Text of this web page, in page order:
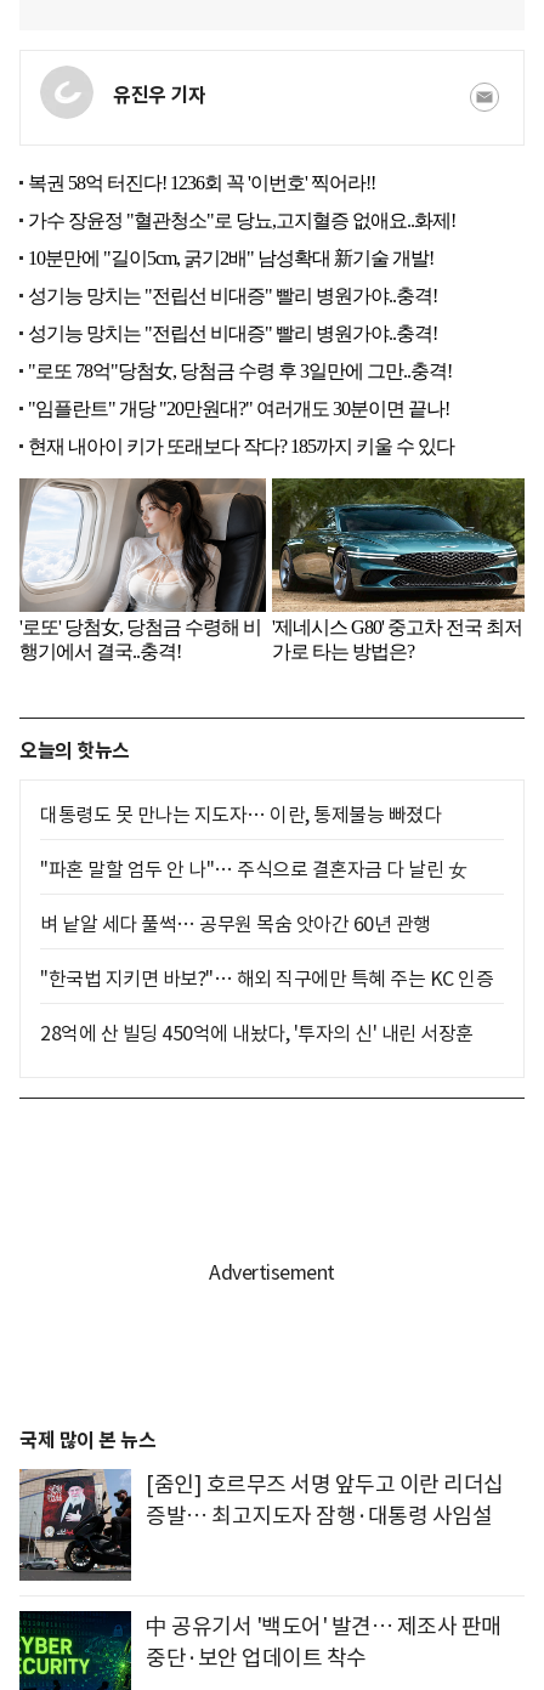
유진우 기자
오늘의 핫뉴스
대통령도 못 만나는 지도자… 이란, 통제불능 빠졌다
"파혼 말할 엄두 안 나"… 주식으로 결혼자금 다 날린 女
벼 낱알 세다 풀썩… 공무원 목숨 앗아간 60년 관행
"한국법 지키면 바보?"… 해외 직구에만 특혜 주는 KC 인증
28억에 산 빌딩 450억에 내놨다, '투자의 신' 내린 서장훈
국제 많이 본 뉴스
[줌인] 호르무즈 서명 앞두고 이란 리더십
증발… 최고지도자 잠행·대통령 사임설
中 공유기서 '백도어' 발견… 제조사 판매
중단·보안 업데이트 착수